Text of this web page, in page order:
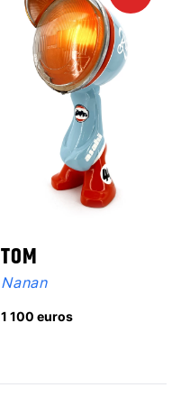
TOM
Nanan
1 100 euros